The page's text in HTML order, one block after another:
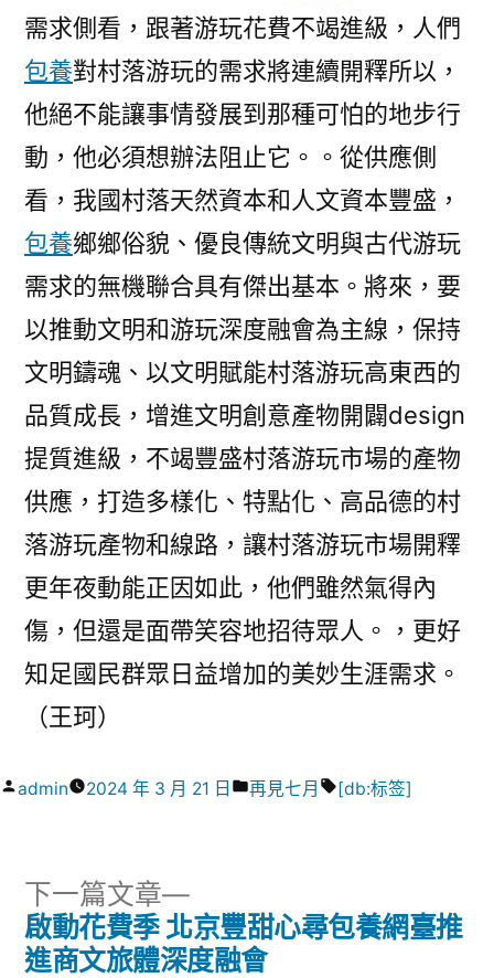
需求側看，跟著游玩花費不竭進級，人們
包養對村落游玩的需求將連續開釋所以，
他絕不能讓事情發展到那種可怕的地步行
動，他必須想辦法阻止它。。從供應側
看，我國村落天然資本和人文資本豐盛，
包養鄉鄉俗貌、優良傳統文明與古代游玩
需求的無機聯合具有傑出基本。將來，要
以推動文明和游玩深度融會為主線，保持
文明鑄魂、以文明賦能村落游玩高東西的
品質成長，增進文明創意產物開闢design
提質進級，不竭豐盛村落游玩市場的產物
供應，打造多樣化、特點化、高品德的村
落游玩產物和線路，讓村落游玩市場開釋
更年夜動能正因如此，他們雖然氣得內
傷，但還是面帶笑容地招待眾人。，更好
知足國民群眾日益增加的美妙生涯需求。
（王珂）
作
admin 2024 年 3 月 21 日
分
再見七月
標
[db:标签]
文
下一篇文章
下
一
篇
啟動花費季 北京豐甜心尋包養網臺推
進商文旅體深度融會